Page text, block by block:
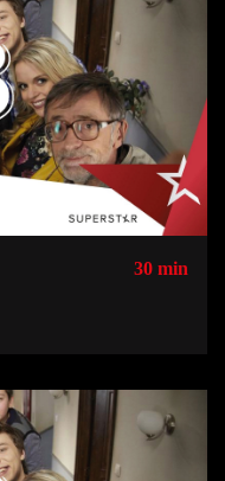
30 min